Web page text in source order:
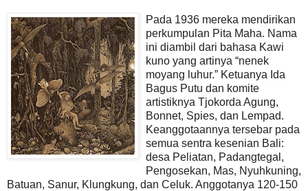
Pada 1936 mereka mendirikan
perkumpulan Pita Maha. Nama
ini diambil dari bahasa Kawi
kuno yang artinya “nenek
moyang luhur.” Ketuanya Ida
Bagus Putu dan komite
artistiknya Tjokorda Agung,
Bonnet, Spies, dan Lempad.
Keanggotaannya tersebar pada
semua sentra kesenian Bali:
desa Peliatan, Padangtegal,
Pengosekan, Mas, Nyuhkuning,
Batuan, Sanur, Klungkung, dan Celuk. Anggotanya 120-150